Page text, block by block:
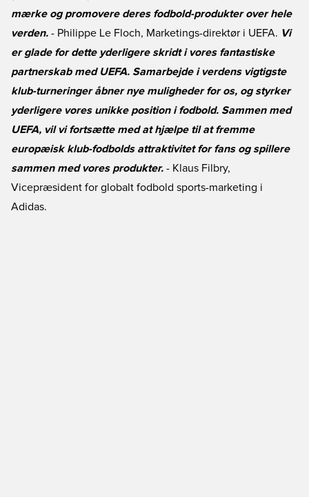
mærke og promovere deres fodbold-produkter over hele
verden. - Philippe Le Floch, Marketings-direktør i UEFA. Vi
er glade for dette yderligere skridt i vores fantastiske
partnerskab med UEFA. Samarbejde i verdens vigtigste
klub-turneringer åbner nye muligheder for os, og styrker
yderligere vores unikke position i fodbold. Sammen med
UEFA, vil vi fortsætte med at hjælpe til at fremme
europæisk klub-fodbolds attraktivitet for fans og spillere
sammen med vores produkter. - Klaus Filbry,
Vicepræsident for globalt fodbold sports-marketing i
Adidas.